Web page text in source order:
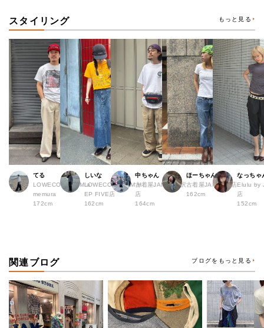
スタイリング もっと見る
てる
LOWECO by JAM a
memura
172cm
しいな
LOWECO by JAM H
EP FIVE店
162cm
中ちゃん
古着屋JAM 下北沢
店
164cm
ほーちゃん
古着屋JAM 広島店
162cm
なっちゃ
Elulu by
店
152cm
関連ブログ ブログをもっと見る